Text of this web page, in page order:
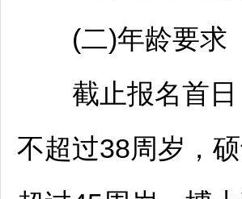
(二)年龄要求
截止报名首日
不超过38周岁，